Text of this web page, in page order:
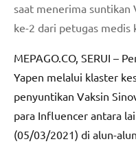
saat menerima suntikan
ke-2 dari petugas medis
MEPAGO.CO, SERUI –
Yapen melalui klaster
penyuntikan Vaksin
para Influencer antara
(05/03/2021) di alun-